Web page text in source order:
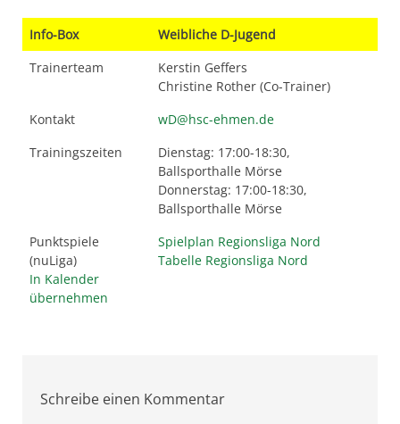
Info-Box
Weibliche D-Jugend
Trainerteam
Kerstin Geffers
Christine Rother (Co-Trainer)
Kontakt
wD@hsc-ehmen.de
Trainingszeiten
Dienstag: 17:00-18:30,
Ballsporthalle Mörse
Donnerstag: 17:00-18:30,
Ballsporthalle Mörse
Punktspiele
(nuLiga)
In Kalender
übernehmen
Spielplan Regionsliga Nord
Tabelle Regionsliga Nord
Schreibe einen Kommentar